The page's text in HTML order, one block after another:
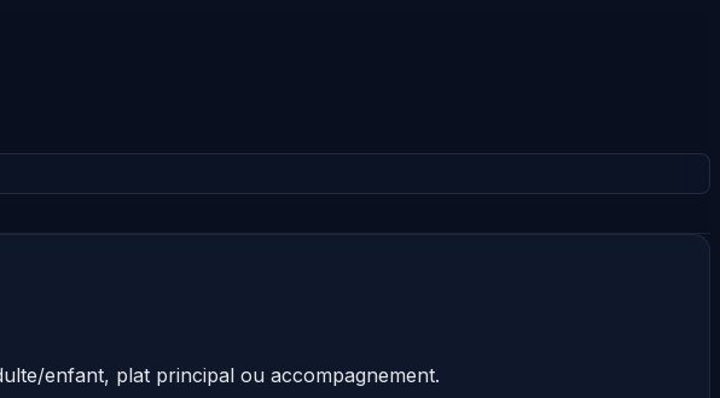
enfant, plat principal ou accompagnement.